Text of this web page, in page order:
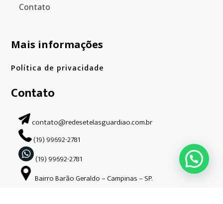
Contato
Mais informações
Política de privacidade
Contato
contato@redesetelasguardiao.com.br
(19) 99692-2781
(19) 99692-2781
Bairro Barão Geraldo – Campinas – SP.